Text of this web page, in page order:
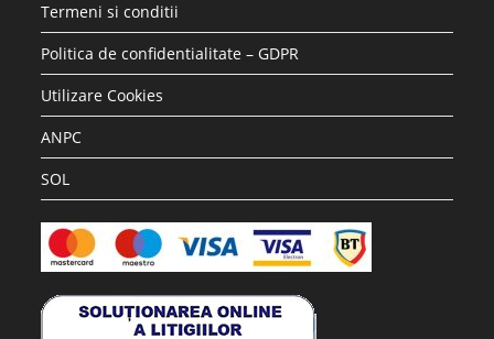
Termeni si conditii
Politica de confidentialitate – GDPR
Utilizare Cookies
ANPC
SOL